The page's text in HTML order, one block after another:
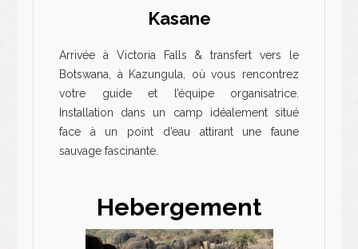
Kasane
Arrivée à Victoria Falls & transfert vers le
Botswana, à Kazungula, où vous rencontrez
votre guide et l’équipe organisatrice.
Installation dans un camp idéalement situé
face à un point d’eau attirant une faune
sauvage fascinante.
Hebergement